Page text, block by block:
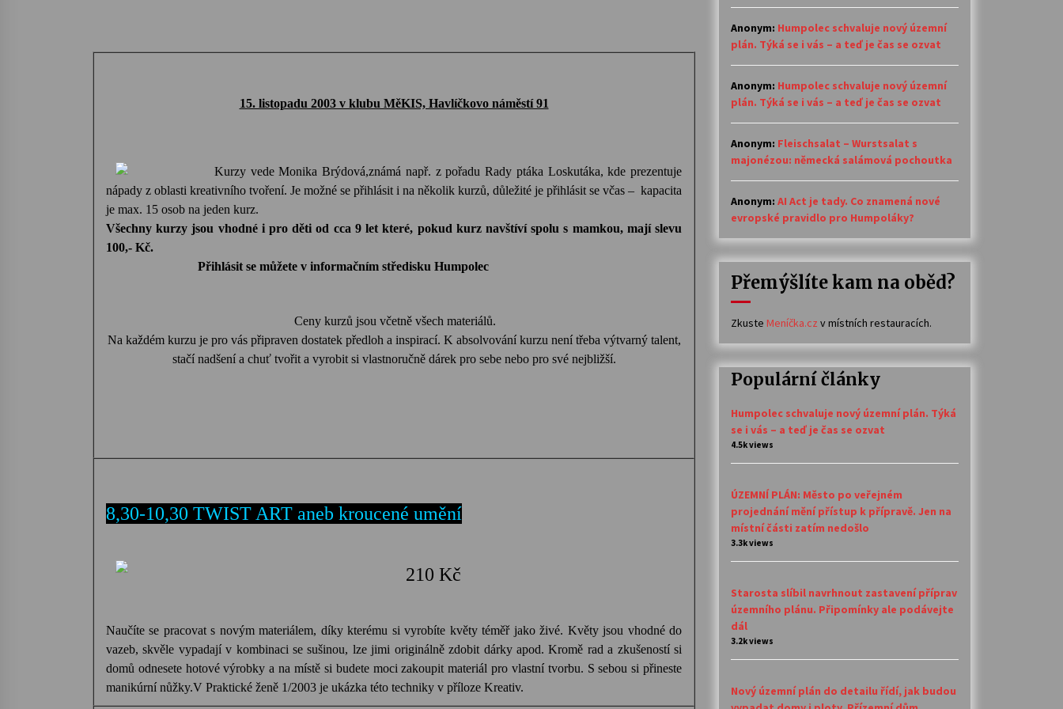
15. listopadu 2003 v klubu MěKIS, Havlíčkovo náměstí 91
Kurzy vede Monika Brýdová,známá např. z pořadu Rady ptáka Loskutáka, kde prezentuje
nápady z oblasti kreativního tvoření. Je možné se přihlásit i na několik kurzů, důležité je přihlásit se včas – kapacita
je max. 15 osob na jeden kurz.
Všechny kurzy jsou vhodné i pro děti od cca 9 let které, pokud kurz navštíví spolu s mamkou, mají slevu
100,- Kč.
Přihlásit se můžete v informačním středisku Humpolec
Ceny kurzů jsou včetně všech materiálů.
Na každém kurzu je pro vás připraven dostatek předloh a inspirací. K absolvování kurzu není třeba výtvarný talent,
stačí nadšení a chuť tvořit a vyrobit si vlastnoručně dárek pro sebe nebo pro své nejbližší.
8,30-10,30 TWIST ART aneb kroucené umění
210 Kč
Naučíte se pracovat s novým materiálem, díky kterému si vyrobíte květy téměř jako živé. Květy jsou vhodné do
vazeb, skvěle vypadají v kombinaci se sušinou, lze jimi originálně zdobit dárky apod. Kromě rad a zkušeností si
domů odnesete hotové výrobky a na místě si budete moci zakoupit materiál pro vlastní tvorbu. S sebou si přineste
manikúrní nůžky.V Praktické ženě 1/2003 je ukázka této techniky v příloze Kreativ.
Anonym: Humpolec schvaluje nový územní
plán. Týká se i vás – a teď je čas se ozvat
Anonym: Humpolec schvaluje nový územní
plán. Týká se i vás – a teď je čas se ozvat
Anonym: Fleischsalat – Wurstsalat s
majonézou: německá salámová pochoutka
Anonym: AI Act je tady. Co znamená nové
evropské pravidlo pro Humpoláky?
Přemýšlíte kam na oběd?
Zkuste Meníčka.cz v místních restauracích.
Populární články
Humpolec schvaluje nový územní plán. Týká
se i vás – a teď je čas se ozvat
4.5k views
ÚZEMNÍ PLÁN: Město po veřejném
projednání mění přístup k přípravě. Jen na
místní části zatím nedošlo
3.3k views
Starosta slíbil navrhnout zastavení příprav
územního plánu. Připomínky ale podávejte
dál
3.2k views
Nový územní plán do detailu řídí, jak budou